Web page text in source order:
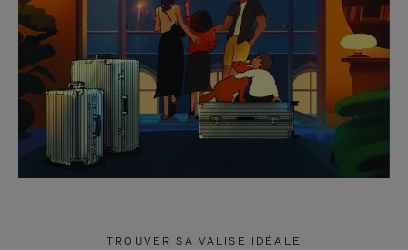
TROUVER SA VALISE IDÉALE